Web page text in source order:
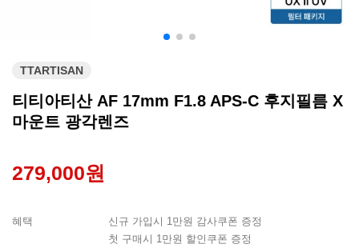
TTARTISAN
티티아티산 AF 17mm F1.8 APS-C 후지필름 X
마운트 광각렌즈
279,000원
혜택
신규 가입시 1만원 감사쿠폰 증정
첫 구매시 1만원 할인쿠폰 증정